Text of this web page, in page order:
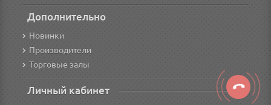
Дополнительно
Новинки
Производители
Торговые залы
Личный кабинет